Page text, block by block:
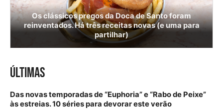
Os clássicos pregos da Doca de Santo foram
reinventados. Há três receitas novas (e uma para
partilhar)
ÚLTIMAS
Das novas temporadas de “Euphoria” e “Rabo de Peixe”
às estreias. 10 séries para devorar este verão